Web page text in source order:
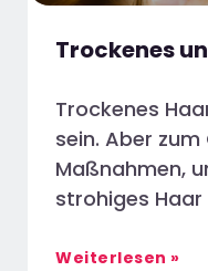
Trockenes
Trockenes
sein. Aber
Maßnahmen,
strohiges Haar
Weiterlesen »